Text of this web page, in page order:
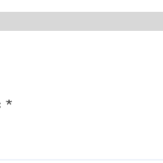
et de la
verte
*